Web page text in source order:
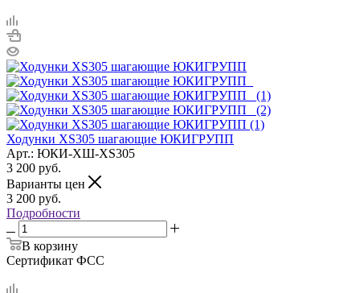
Ходунки XS305 шагающие ЮКИГРУПП
Арт.: ЮКИ-ХШ-XS305
3 200 руб.
Варианты цен
3 200 руб.
Подробности
В корзину
Сертификат ФСС